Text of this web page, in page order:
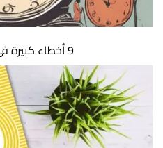
9 أخطاء كبيرة في إدارة الوقت